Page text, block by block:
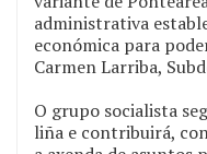
administrativa
económica para
Carmen Larriba,
O grupo socialista
liña e contribuirá,